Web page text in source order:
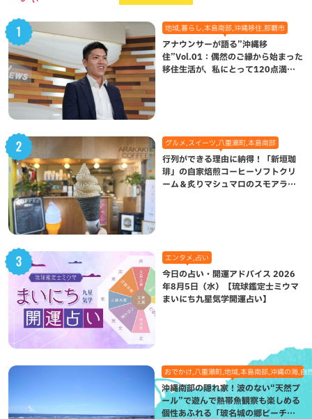
地域,暮らし,本島南部,沖縄移住,那覇市
アナウンサーが語る”沖縄移
住”Vol.01：偶然のご縁から始まった
移住生活が、私にとって120点満点
グルメ,スイーツ,八重瀬町,本島南部
行列ができる理由に納得！「新垣珈
琲」の自家焙煎コーヒーソフトクリ
ーム＆炙りマシュマロのスモアラテ
エンタメ,占い
今日の占い・開運アドバイス 2026
年8月5日（水）【琉球鑑定士ミウマ
まいにち九星気学開運占い】
おでかけ,八重瀬町,地域,本島南部,沖縄の海,自
沖縄南部の隠れ家！波のない“天然プ
ール”で遊んで熱帯魚観察も楽しめる
個性あふれる「玻名城の郷ビーチ」